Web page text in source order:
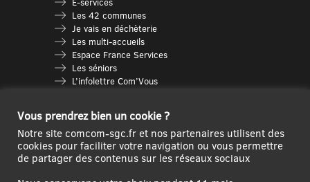
Les 42 communes
Je vais en déchèterie
Les multi-accueils
Espace France Services
Les séniors
L’infolettre Com’Vous
Vous prendrez bien un cookie ?
Notre site comcom-sgc.fr et nos partenaires utilisent des
cookies pour faciliter votre navigation ou vous permettre
de partager des contenus sur les réseaux sociaux